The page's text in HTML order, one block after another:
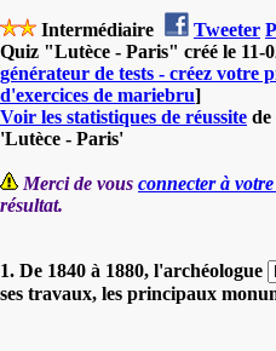
Intermédiaire Tweeter
Quiz "Lutèce - Paris" créé le 11-
générateur de tests - créez votre
d'exercices de mariebru]
Voir les statistiques de réussite de
'Lutèce - Paris'
Merci de vous connecter à
résultat.
1. De 1840 à 1880, l'archéologue
ses travaux, les principaux